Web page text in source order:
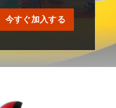
今すぐ加入する